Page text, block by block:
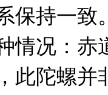
保持一致
情况：赤
此陀螺并